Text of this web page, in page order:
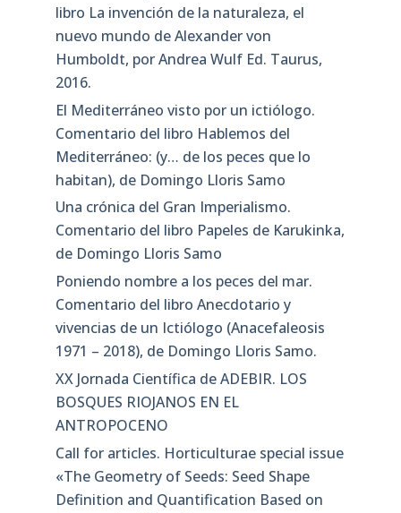
libro La invención de la naturaleza, el
nuevo mundo de Alexander von
Humboldt, por Andrea Wulf Ed. Taurus,
2016.
El Mediterráneo visto por un ictiólogo.
Comentario del libro Hablemos del
Mediterráneo: (y… de los peces que lo
habitan), de Domingo Lloris Samo
Una crónica del Gran Imperialismo.
Comentario del libro Papeles de Karukinka,
de Domingo Lloris Samo
Poniendo nombre a los peces del mar.
Comentario del libro Anecdotario y
vivencias de un Ictiólogo (Anacefaleosis
1971 – 2018), de Domingo Lloris Samo.
XX Jornada Científica de ADEBIR. LOS
BOSQUES RIOJANOS EN EL
ANTROPOCENO
Call for articles. Horticulturae special issue
«The Geometry of Seeds: Seed Shape
Definition and Quantification Based on